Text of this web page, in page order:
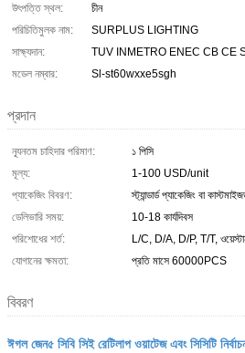
উৎপত্তি স্থল:
চীন
পরিচিতিমুলক নাম:
SURPLUS LIGHTING
সাক্ষ্যদান:
TUV INMETRO ENEC CB CE
মডেল নম্বার:
Sl-st60wxxe5sgh
প্রদান
ন্যূনতম চাহিদার পরিমাণ:
১ পিসি
মূল্য:
1-100 USD/unit
প্যাকেজিং বিবরণ:
স্ট্যান্ডার্ড প্যাকেজিং বা
ডেলিভারি সময়:
10-18 কার্যদিবস
পরিশোধের শর্ত:
L/C, D/A, D/P, T/T,
যোগানের ক্ষমতা:
প্রতি মাসে 60000PCS
বিবরণ
ঈগল জেন৫ সিবি সিই রেটিলাপ ওয়াটেজ এবং সিসিটি